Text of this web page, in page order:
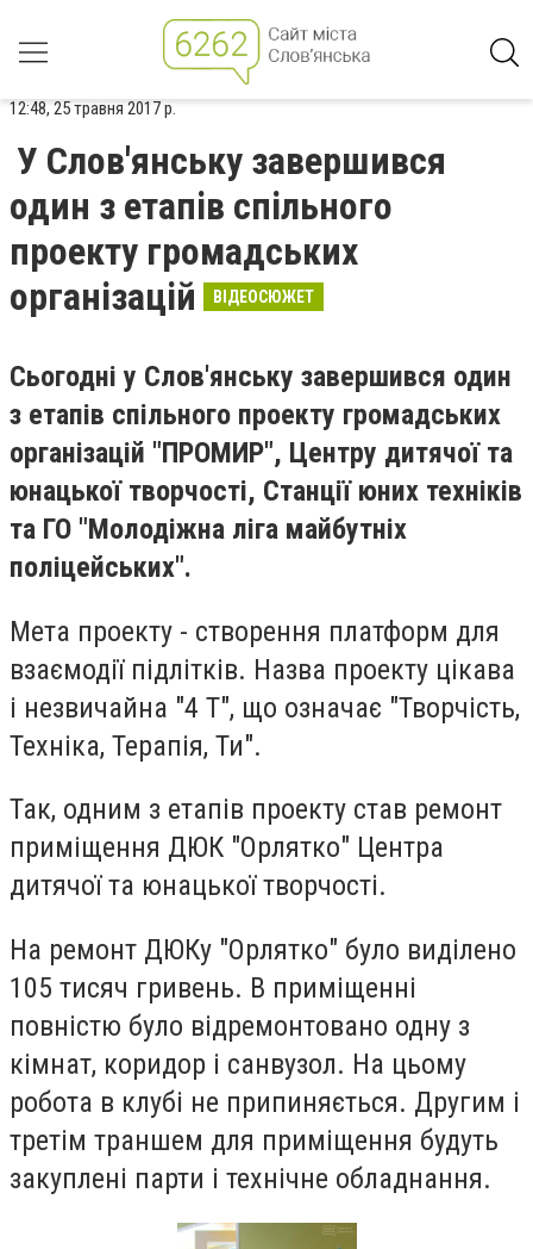
12:48, 25 травня 2017 р.
У Слов'янську завершився
один з етапів спільного
проекту громадських
організацій
ВІДЕОСЮЖЕТ
Сьогодні у Слов'янську завершився один
з етапів спільного проекту громадських
організацій "ПРОМИР", Центру дитячої та
юнацької творчості, Станції юних техніків
та ГО "Молодіжна ліга майбутніх
поліцейських".
Мета проекту - створення платформ для
взаємодії підлітків. Назва проекту цікава
і незвичайна "4 Т", що означає "Творчість,
Техніка, Терапія, Ти".
Так, одним з етапів проекту став ремонт
приміщення ДЮК "Орлятко" Центра
дитячої та юнацької творчості.
На ремонт ДЮКу "Орлятко" було виділено
105 тисяч гривень. В приміщенні
повністю було відремонтовано одну з
кімнат, коридор і санвузол. На цьому
робота в клубі не припиняється. Другим і
третім траншем для приміщення будуть
закуплені парти і технічне обладнання.